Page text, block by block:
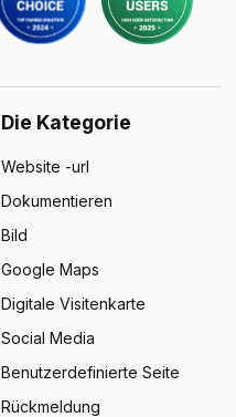
Die Kategorie
Website -url
Dokumentieren
Bild
Google Maps
Digitale Visitenkarte
Social Media
Benutzerdefinierte Seite
Rückmeldung